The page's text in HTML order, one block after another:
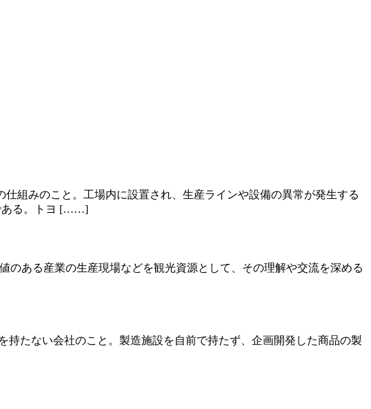
組みのこと。工場内に設置され、生産ラインや設備の異常が発生する
ある。トヨ [……]
のある産業の生産現場などを観光資源として、その理解や交流を深める
持たない会社のこと。製造施設を自前で持たず、企画開発した商品の製